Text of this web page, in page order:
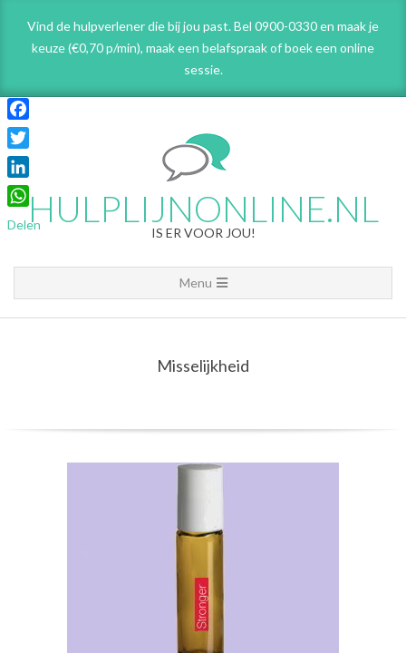
content
Vind de hulpverlener die bij jou past. Bel 0900-0330 en maak je
keuze (€0,70 p/min), maak een belafspraakof boek een online
sessie.
HULPLIJNONLINE.NL
IS ER VOOR JOU!
Navigation
Menu
Menu
Misselijkheid
Facebook
Twitter
LinkedIn
WhatsApp
Delen